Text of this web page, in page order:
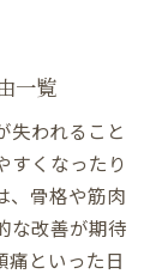
一覧
失われること
すくなったり
、骨格や筋肉
な改善が期待
痛といった日